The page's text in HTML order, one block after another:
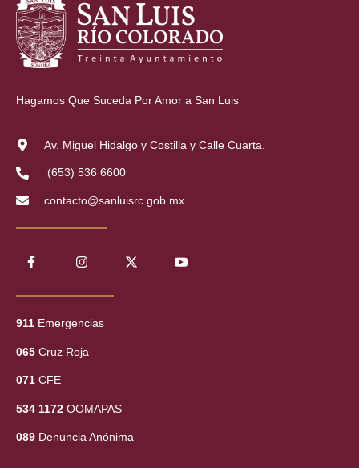
Hagamos Que Suceda Por Amor a San Luis
Av. Miguel Hidalgo y Costilla y Calle Cuarta.
(653) 536 6600
contacto@sanluisrc.gob.mx
911 Emergencias
065 Cruz Roja
071 CFE
534 1172 OOMAPAS
089 Denuncia Anónima